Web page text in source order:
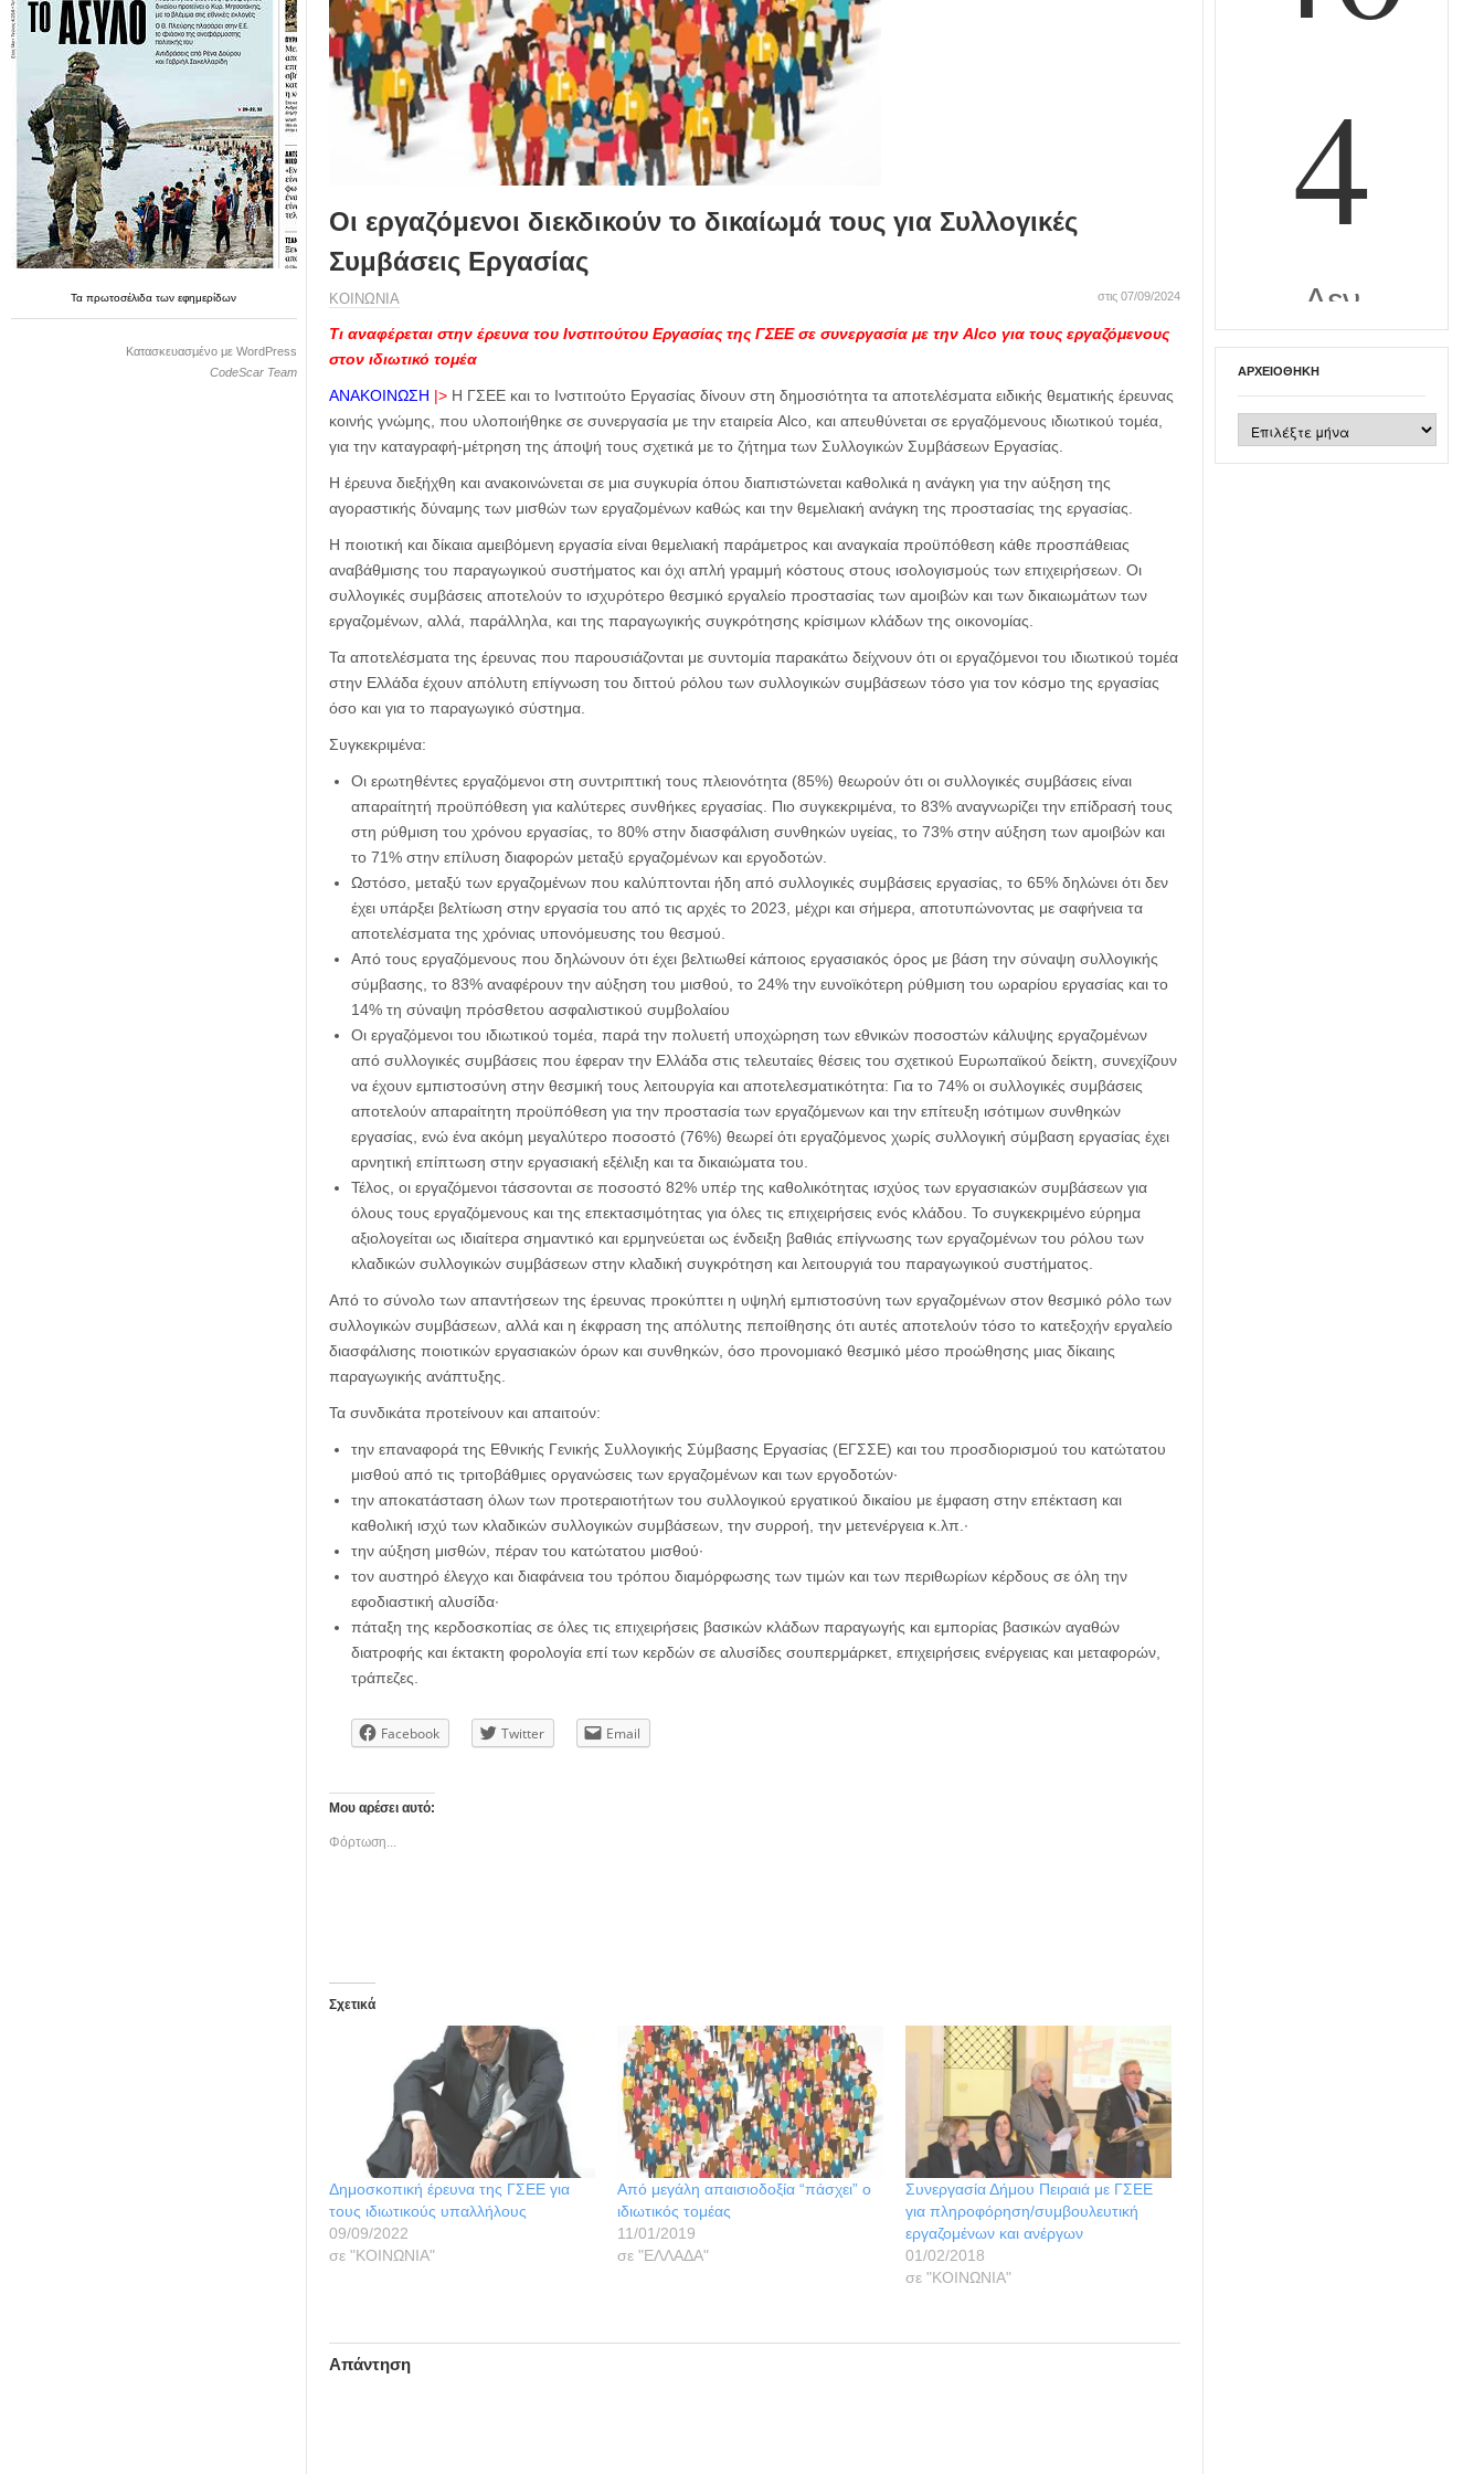
Ταπρωτοσέλιδατωνεφημερίδων
Κατασκευασμένο με WordPress
CodeScar Team
Οι εργαζόμενοι διεκδικούν το δικαίωμά τους για Συλλογικές
Συμβάσεις Εργασίας
ΚΟΙΝΩΝΙΑ στις 07/09/2024
Τι αναφέρεται στην έρευνα του Ινστιτούτου Εργασίας της ΓΣΕΕ σε συνεργασία με την Alco για τους εργαζόμενους
στον ιδιωτικό τομέα
ΑΝΑΚΟΙΝΩΣΗ |>Η ΓΣΕΕ και το Ινστιτούτο Εργασίας δίνουν στη δημοσιότητα τα αποτελέσματα ειδικής θεματικής έρευνας
κοινής γνώμης, που υλοποιήθηκε σε συνεργασία με την εταιρεία Alco, και απευθύνεται σε εργαζόμενους ιδιωτικού τομέα,
για την καταγραφή-μέτρηση της άποψή τους σχετικά με το ζήτημα των Συλλογικών Συμβάσεων Εργασίας.
Η έρευνα διεξήχθη και ανακοινώνεται σε μια συγκυρία όπου διαπιστώνεται καθολικά η ανάγκη για την αύξηση της
αγοραστικής δύναμης των μισθών των εργαζομένων καθώς και την θεμελιακή ανάγκη της προστασίας της εργασίας.
Η ποιοτική και δίκαια αμειβόμενη εργασία είναι θεμελιακή παράμετρος και αναγκαία προϋπόθεση κάθε προσπάθειας
αναβάθμισης του παραγωγικού συστήματος και όχι απλή γραμμή κόστους στους ισολογισμούς των επιχειρήσεων. Οι
συλλογικές συμβάσεις αποτελούν το ισχυρότερο θεσμικό εργαλείο προστασίας των αμοιβών και των δικαιωμάτων των
εργαζομένων, αλλά, παράλληλα, και της παραγωγικής συγκρότησης κρίσιμων κλάδων της οικονομίας.
Τα αποτελέσματα της έρευνας που παρουσιάζονται με συντομία παρακάτω δείχνουν ότι οι εργαζόμενοι του ιδιωτικού τομέα
στην Ελλάδα έχουν απόλυτη επίγνωση του διττού ρόλου των συλλογικών συμβάσεων τόσο για τον κόσμο της εργασίας
όσο και για το παραγωγικό σύστημα.
Συγκεκριμένα:
Οι ερωτηθέντες εργαζόμενοι στη συντριπτική τους πλειονότητα (85%) θεωρούν ότι οι συλλογικές συμβάσεις είναι
απαραίτητή προϋπόθεση για καλύτερες συνθήκες εργασίας. Πιο συγκεκριμένα, το 83% αναγνωρίζει την επίδρασή τους
στη ρύθμιση του χρόνου εργασίας, το 80% στην διασφάλιση συνθηκών υγείας, το 73% στην αύξηση των αμοιβών και
το 71% στην επίλυση διαφορών μεταξύ εργαζομένων και εργοδοτών.
Ωστόσο, μεταξύ των εργαζομένων που καλύπτονται ήδη από συλλογικές συμβάσεις εργασίας, το 65% δηλώνει ότι δεν
έχει υπάρξει βελτίωση στην εργασία του από τις αρχές το 2023, μέχρι και σήμερα, αποτυπώνοντας με σαφήνεια τα
αποτελέσματα της χρόνιας υπονόμευσης του θεσμού.
Από τους εργαζόμενους που δηλώνουν ότι έχει βελτιωθεί κάποιος εργασιακός όρος με βάση την σύναψη συλλογικής
σύμβασης, το 83% αναφέρουν την αύξηση του μισθού, το 24% την ευνοϊκότερη ρύθμιση του ωραρίου εργασίας και το
14% τη σύναψη πρόσθετου ασφαλιστικού συμβολαίου
Οι εργαζόμενοι του ιδιωτικού τομέα, παρά την πολυετή υποχώρηση των εθνικών ποσοστών κάλυψης εργαζομένων
από συλλογικές συμβάσεις που έφεραν την Ελλάδα στις τελευταίες θέσεις του σχετικού Ευρωπαϊκού δείκτη, συνεχίζουν
να έχουν εμπιστοσύνη στην θεσμική τους λειτουργία και αποτελεσματικότητα: Για το 74% οι συλλογικές συμβάσεις
αποτελούν απαραίτητη προϋπόθεση για την προστασία των εργαζόμενων και την επίτευξη ισότιμων συνθηκών
εργασίας, ενώ ένα ακόμη μεγαλύτερο ποσοστό (76%) θεωρεί ότι εργαζόμενος χωρίς συλλογική σύμβαση εργασίας έχει
αρνητική επίπτωση στην εργασιακή εξέλιξη και τα δικαιώματα του.
Τέλος, οι εργαζόμενοι τάσσονται σε ποσοστό 82% υπέρ της καθολικότητας ισχύος των εργασιακών συμβάσεων για
όλους τους εργαζόμενους και της επεκτασιμότητας για όλες τις επιχειρήσεις ενός κλάδου. Το συγκεκριμένο εύρημα
αξιολογείται ως ιδιαίτερα σημαντικό και ερμηνεύεται ως ένδειξη βαθιάς επίγνωσης των εργαζομένων του ρόλου των
κλαδικών συλλογικών συμβάσεων στην κλαδική συγκρότηση και λειτουργιά του παραγωγικού συστήματος.
Από το σύνολο των απαντήσεων της έρευνας προκύπτει η υψηλή εμπιστοσύνη των εργαζομένων στον θεσμικό ρόλο των
συλλογικών συμβάσεων, αλλά και η έκφραση της απόλυτης πεποίθησης ότι αυτές αποτελούν τόσο το κατεξοχήν εργαλείο
διασφάλισης ποιοτικών εργασιακών όρων και συνθηκών, όσο προνομιακό θεσμικό μέσο προώθησης μιας δίκαιης
παραγωγικής ανάπτυξης.
Τα συνδικάτα προτείνουν και απαιτούν:
την επαναφορά της Εθνικής Γενικής Συλλογικής Σύμβασης Εργασίας (ΕΓΣΣΕ) και του προσδιορισμού του κατώτατου
μισθού από τις τριτοβάθμιες οργανώσεις των εργαζομένων και των εργοδοτών∙
την αποκατάσταση όλων των προτεραιοτήτων του συλλογικού εργατικού δικαίου με έμφαση στην επέκταση και
καθολική ισχύ των κλαδικών συλλογικών συμβάσεων, την συρροή, την μετενέργεια κ.λπ.∙
την αύξηση μισθών, πέραν του κατώτατου μισθού∙
τον αυστηρό έλεγχο και διαφάνεια του τρόπου διαμόρφωσης των τιμών και των περιθωρίων κέρδους σε όλη την
εφοδιαστική αλυσίδα∙
πάταξη της κερδοσκοπίας σε όλες τις επιχειρήσεις βασικών κλάδων παραγωγής και εμπορίας βασικών αγαθών
διατροφής και έκτακτη φορολογία επί των κερδών σε αλυσίδες σουπερμάρκετ, επιχειρήσεις ενέργειας και μεταφορών,
τράπεζες.
Facebook Twitter Email
Μου αρέσει αυτό:
Φόρτωση...
Σχετικά
Δημοσκοπική έρευνα της ΓΣΕΕ για
τους ιδιωτικούς υπαλλήλους
09/09/2022
σε "ΚΟΙΝΩΝΙΑ"
Από μεγάλη απαισιοδοξία “πάσχει” ο
ιδιωτικός τομέας
11/01/2019
σε "ΕΛΛΑΔΑ"
Συνεργασία Δήμου Πειραιά με ΓΣΕΕ
για πληροφόρηση/συμβουλευτική
εργαζομένων και ανέργων
01/02/2018
σε "ΚΟΙΝΩΝΙΑ"
Απάντηση
ΑΡΧΕΙΟΘΉΚΗ